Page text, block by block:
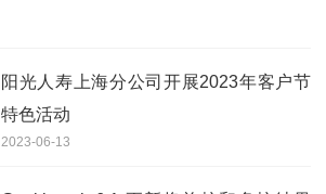
阳光人寿上海分公司开展2023年客户节
特色活动
2023-06-13